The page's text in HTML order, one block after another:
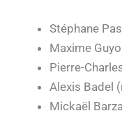
Stéphane
Maxime
Pierre-
Alexis Badel
Mickaël